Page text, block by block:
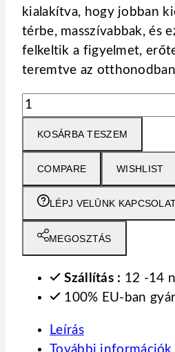
kialakítva, hogy jobban
térbe, masszívabbak, és
felkeltik a figyelmet,
teremtve az
PANEL
3D
PLUS
gyémánt
szürke
lamella
könnyűbeton
mennyiség
KOSÁRBA TESZEM
COMPARE WISHLIST
LÉPJ VELŪNK
MEGOSZTÁS
Szállítás : 12 -14
100% EU-ban
Leírás
További információk